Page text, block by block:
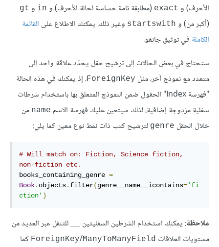
الأحرف) و exact (مطابقة تامة حساسة لحالة الأحرف) و in و gt
(أكبر من) و startswith وغير ذلك. يمكنك الاطلاع على القائمة
الكاملة في توثيق جانغو.
ستحتاج في بعض الحالات إلى ترشيح حقل يحدّد علاقة واحد إلى
متعدد مع نموذج آخر، مثل ForeignKey، إذ يمكنك في هذه الحالة
"فهرسة Index" الحقول ضمن النموذج المتعلق بها باستخدام شرطات
سفلية مزدوجة إضافية، لذلك سيتعين عليك فهرسة الاسم name من
خلال الحقل genre لترشيح كتب ذات نمط نوع معين كما يلي:
# Will match on: Fiction, Science fiction,
non-fiction etc.
books_containing_genre =
Book. objects. filter(genre__name__icontains='fi
ction' )
ملاحظة: يمكنك استخدام الشرطين السفليتين
للتنقل عبر العديد من
مستويات العلاقات
ForeignKey/ManyToManyField
كما